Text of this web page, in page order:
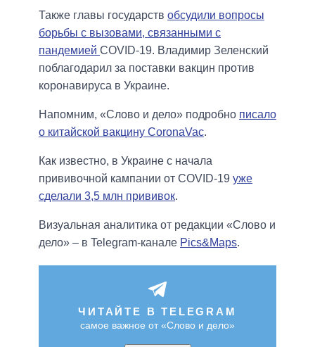
Также главы государств обсудили вопросы
борьбы с вызовами, связанными с
пандемией COVID-19. Владимир Зеленский
поблагодарил за поставки вакцин против
коронавируса в Украине.
Напомним, «Слово и дело» подробно писало
о китайской вакцину CoronaVac.
Как известно, в Украине с начала
прививочной кампании от COVID-19 уже
сделали 3,5 млн прививок.
Визуальная аналитика от редакции «Слово и
дело» – в Telegram-канале Pics&Maps.
ЧИТАЙТЕ В TELEGRAM
самое важное от «Слово и дело»